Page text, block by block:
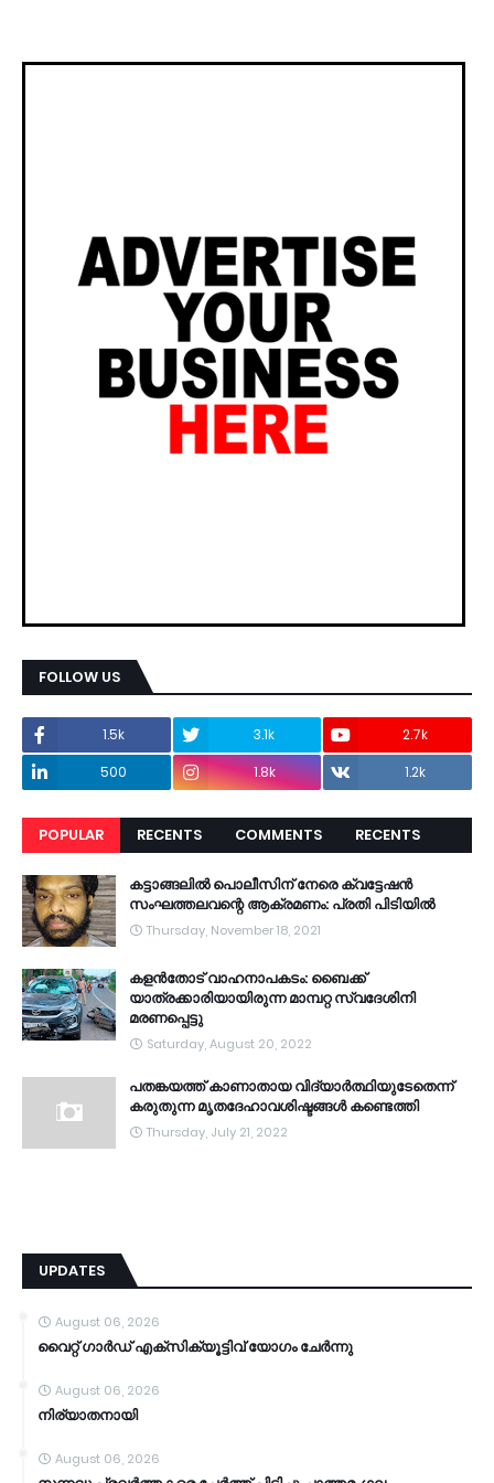
FOLLOW US
1.5k 3.1k
2.7k
500
1.8k 1.2k
POPULAR RECENTS COMMENTS RECENTS
കട്ടാങ്ങലിൽ പൊലീസിന് നേരെ ക്വട്ടേഷൻ
സംഘത്തലവന്റെ ആക്രമണം: പ്രതി പിടിയിൽ
Thursday, November 18, 2021
കളൻതോട് വാഹനാപകടം: ബൈക്ക്
യാത്രക്കാരിയായിരുന്ന മാമ്പറ്റ സ്വദേശിനി
മരണപ്പെട്ടു
Saturday, August 20, 2022
പതങ്കയത്ത് കാണാതായ വിദ്യാർത്ഥിയുടേതെന്ന്
കരുതുന്ന മൃതദേഹാവശിഷ്ടങ്ങൾ കണ്ടെത്തി
Thursday, July 21, 2022
UPDATES
August 06, 2026
വൈറ്റ് ഗാർഡ് എക്സിക്യൂട്ടിവ് യോഗം ചേർന്നു
August 06, 2026
നിര്യാതനായി
August 06, 2026